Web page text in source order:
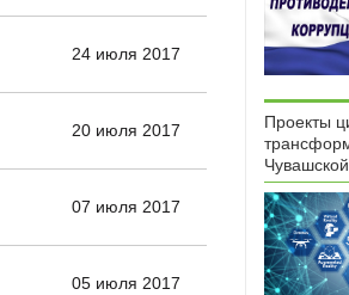
24 июля 2017
20 июля 2017
07 июля 2017
05 июля 2017
Проекты